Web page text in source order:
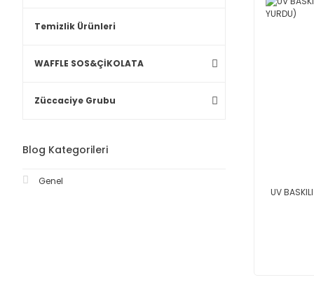
Temizlik Ürünleri
WAFFLE SOS&ÇİKOLATA
Züccaciye Grubu
Blog Kategorileri
Genel
UV